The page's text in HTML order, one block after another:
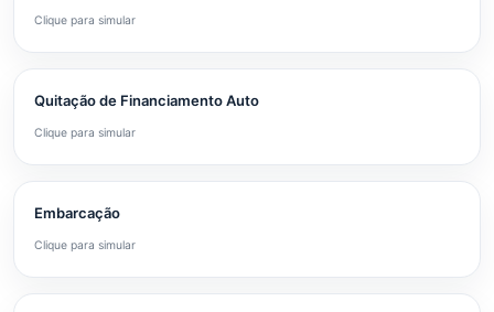
Clique para simular
Quitação de Financiamento Auto
Clique para simular
Embarcação
Clique para simular